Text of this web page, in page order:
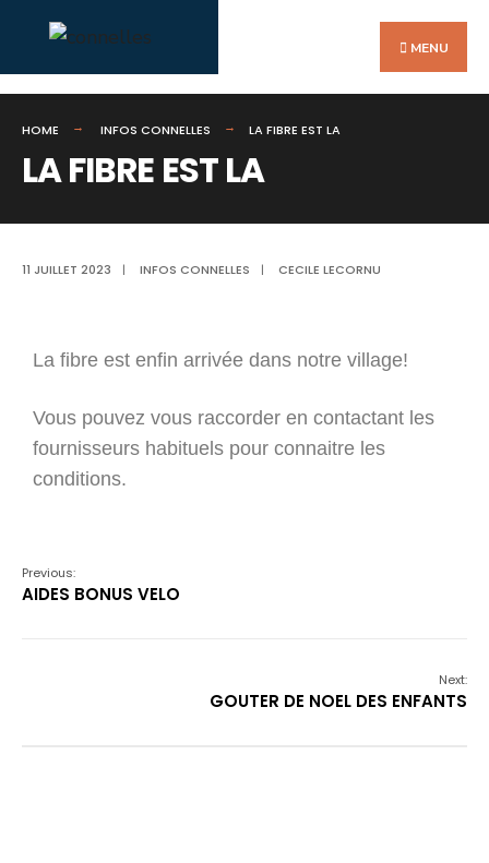
MENU
HOME INFOS CONNELLES LA FIBRE EST LA
LA FIBRE EST LA
11 JUILLET 2023 | INFOS CONNELLES | CECILE LECORNU
La fibre est enfin arrivée dans notre village!
Vous pouvez vous raccorder en contactant les
fournisseurs habituels pour connaitre les
conditions.
Previous:
AIDES BONUS VELO
Next:
GOUTER DE NOEL DES ENFANTS